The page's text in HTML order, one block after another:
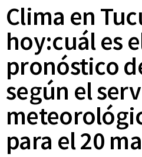
Clima en
hoy:cuál es
pronóstico
según el
para el 20